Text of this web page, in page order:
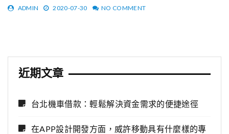
ADMIN 2020-07-30 NO COMMENT
近期文章
台北機車借款：輕鬆解決資金需求的便捷途徑
在APP設計開發方面，威許移動具有什麼樣的專